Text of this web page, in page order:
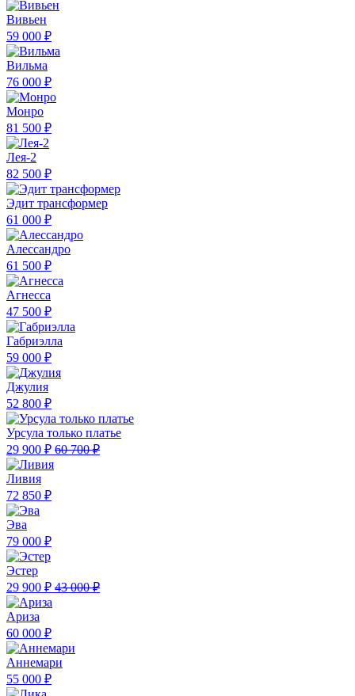
Вивьен
59 000 ₽
Вильма
76 000 ₽
Монро
81 500 ₽
Лея-2
82 500 ₽
Эдит трансформер
61 000 ₽
Алессандро
61 500 ₽
Агнесса
47 500 ₽
Габриэлла
59 000 ₽
Джулия
52 800 ₽
Урсула только платье
29 900 ₽ 60 700 ₽
Ливия
72 850 ₽
Эва
79 000 ₽
Эстер
29 900 ₽ 43 000 ₽
Ариза
60 000 ₽
Аннемари
55 000 ₽